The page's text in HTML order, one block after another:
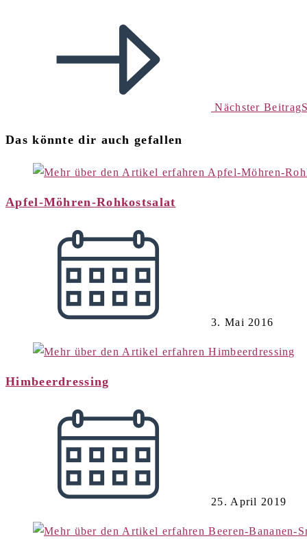
Nächster Beitrag
Das könnte dir auch gefallen
Apfel-Möhren-Rohkostsalat
3. Mai 2016
Himbeerdressing
25. April 2019